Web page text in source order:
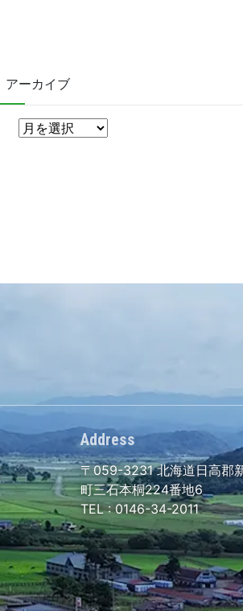
アーカイブ
ア
Address
〒059-3231北海道日高郡
町三石本桐224番地6
TEL :0146-34-2011